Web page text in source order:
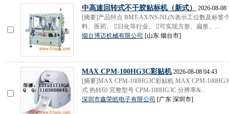
中高速回转式不干胶贴标机（新式）
2026-08-08
[摘要]产品特点 BMT-AX/NS-NL(N表示工位数及标签
料、医药、 日化等行业。 可实现方形、扁形、...
烟台博迈机械有限公司 [山东 烟台市]
MAX CPM-100HG3C彩贴机2026-08-08 04:43
[摘要]MAX CPM-100HG3C彩贴机 MAX CPM-
式 热转印 完整型号 CPM-100HG3C 分辨率&...
深圳市鑫荣皓电子有限公司 [广东 深圳市]